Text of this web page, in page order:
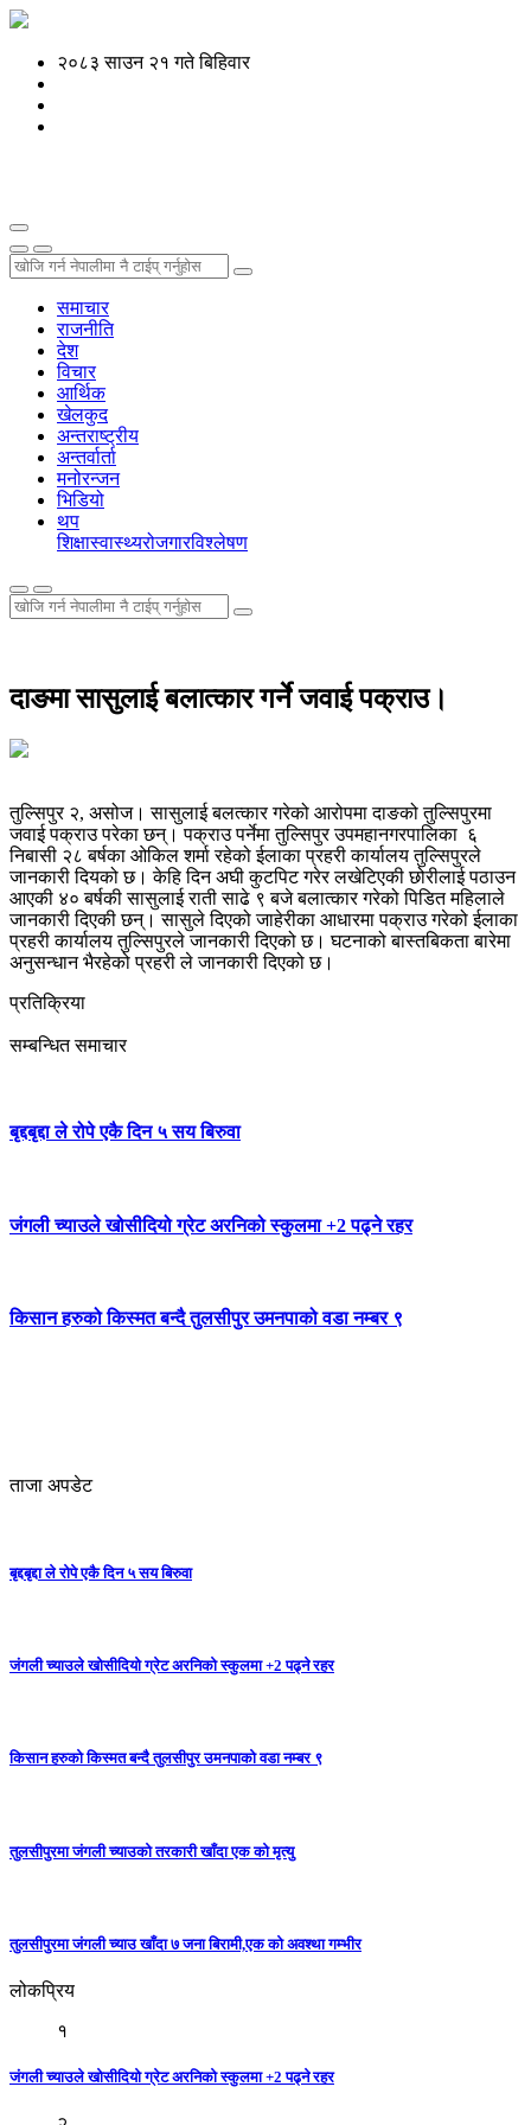
२०८३ साउन २१ गते बिहिवार
समाचार
राजनीति
देश
विचार
आर्थिक
खेलकुद
अन्तराष्ट्रीय
अन्तर्वार्ता
मनोरन्जन
भिडियो
थप
शिक्षास्वास्थ्यरोजगारविश्लेषण
दाङमा सासुलाई बलात्कार गर्ने जवाई पक्राउ।
तुल्सिपुर २, असोज। सासुलाई बलत्कार गरेको आरोपमा दाङको तुल्सिपुरमा
जवाई पक्राउ परेका छन्। पक्राउ पर्नेमा तुल्सिपुर उपमहानगरपालिका ६
निबासी २८ बर्षका ओकिल शर्मा रहेको ईलाका प्रहरी कार्यालय तुल्सिपुरले
जानकारी दियको छ। केहि दिन अघी कुटपिट गरेर लखेटिएकी छोरीलाई पठाउन
आएकी ४० बर्षकी सासुलाई राती साढे ९ बजे बलात्कार गरेको पिडित महिलाले
जानकारी दिएकी छन्। सासुले दिएको जाहेरीका आधारमा पक्राउ गरेको ईलाका
प्रहरी कार्यालय तुल्सिपुरले जानकारी दिएको छ। घटनाको बास्तबिकता बारेमा
अनुसन्धान भैरहेको प्रहरी ले जानकारी दिएको छ।
प्रतिक्रिया
सम्बन्धित समाचार
बृद्दबृद्दा ले रोपे एकै दिन ५ सय बिरुवा
जंगली च्याउले खोसीदियो ग्रेट अरनिको स्कुलमा +2 पढ्ने रहर
किसान हरुको किस्मत बन्दै तुलसीपुर उमनपाको वडा नम्बर ९
ताजा अपडेट
बृद्दबृद्दा ले रोपे एकै दिन ५ सय बिरुवा
जंगली च्याउले खोसीदियो ग्रेट अरनिको स्कुलमा +2 पढ्ने रहर
किसान हरुको किस्मत बन्दै तुलसीपुर उमनपाको वडा नम्बर ९
तुलसीपुरमा जंगली च्याउको तरकारी खाँदा एक को मृत्यु
तुलसीपुरमा जंगली च्याउ खाँदा ७ जना बिरामी,एक को अवश्था गम्भीर
लोकप्रिय
१
जंगली च्याउले खोसीदियो ग्रेट अरनिको स्कुलमा +2 पढ्ने रहर